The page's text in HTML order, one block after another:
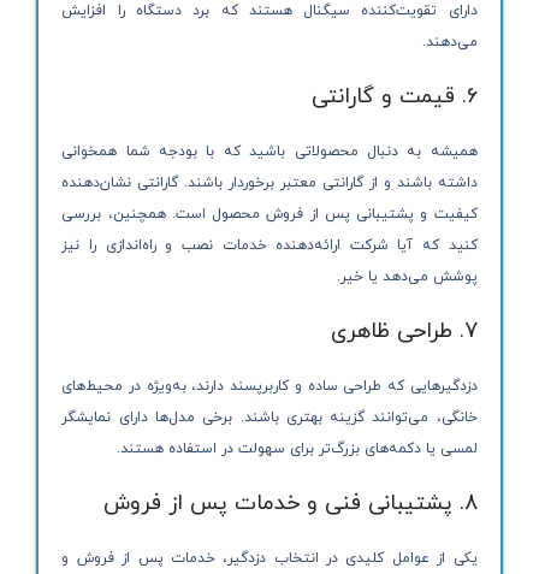
دارای تقویت‌کننده سیگنال هستند که برد دستگاه را افزایش
می‌دهند.
6. قیمت و گارانتی
همیشه به دنبال محصولاتی باشید که با بودجه شما همخوانی
داشته باشند و از گارانتی معتبر برخوردار باشند. گارانتی نشان‌دهنده
کیفیت و پشتیبانی پس از فروش محصول است. همچنین، بررسی
کنید که آیا شرکت ارائه‌دهنده خدمات نصب و راه‌اندازی را نیز
پوشش می‌دهد یا خیر.
7. طراحی ظاهری
دزدگیرهایی که طراحی ساده و کاربرپسند دارند، به‌ویژه در محیط‌های
خانگی، می‌توانند گزینه بهتری باشند. برخی مدل‌ها دارای نمایشگر
لمسی یا دکمه‌های بزرگ‌تر برای سهولت در استفاده هستند.
8. پشتیبانی فنی و خدمات پس از فروش
یکی از عوامل کلیدی در انتخاب دزدگیر، خدمات پس از فروش و